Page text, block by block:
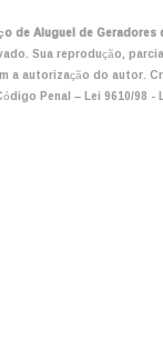
de Aluguel de Geradores
Sua reprodução,
a autorização do autor.
Penal –Lei 9610/98